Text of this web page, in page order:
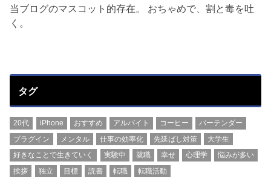
当ブログのマスコット的存在。 おちゃめで、割と毒を吐
く。
タグ
20代 iPhone おすすめ アルバイト コーヒー
バーテンダー
プラグイン
メンタル 仕事の効率化 先延ばし対策
大学生
好きなことで生きていく
実験中 就職 幸せ 心理学
悩みが多い
挨拶
独立 目標 読書 転職 転職活動